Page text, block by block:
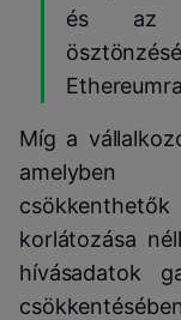
és az
Míg a
amelyben
korlátozása
hívásadatok